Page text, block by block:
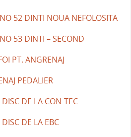
52 DINTI NOUA NEFOLOSITA
53 DINTI – SECOND
PT. ANGRENAJ
PEDALIER
DE LA CON-TEC
DE LA EBC